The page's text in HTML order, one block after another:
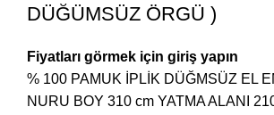
DÜĞÜMSÜZ ÖRGÜ )
Fiyatları görmek için giriş yapın
% 100 PAMUK İPLİK DÜĞMSÜZ EL
NURU BOY 310 cm YATMA ALANI